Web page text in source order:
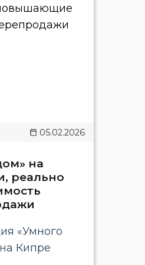
05.02.2026
на
реально
«Умного
Кипре